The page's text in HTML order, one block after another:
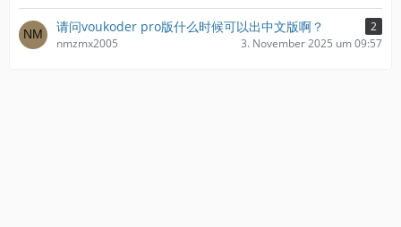
请问voukoder pro版什么时候可以出中文版啊？
2
nmzmx2005
3. November 2025 um 09:57